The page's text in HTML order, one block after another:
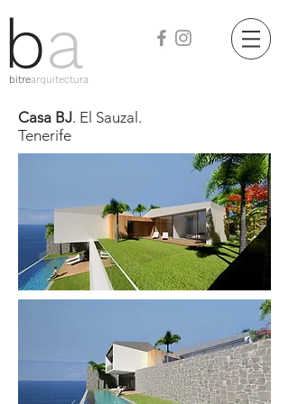
ba
bitrearquitectura
Casa BJ. El Sauzal.
Tenerife